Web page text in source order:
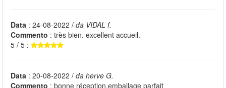
Data : 24-08-2022 / da VIDAL f.
Commento : très bien. excellent accueil.
5 / 5 :
Data : 20-08-2022 / da herve G.
Commento : bonne réception,emballage parfait